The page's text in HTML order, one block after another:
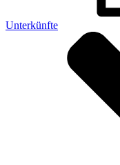
Unterkünfte